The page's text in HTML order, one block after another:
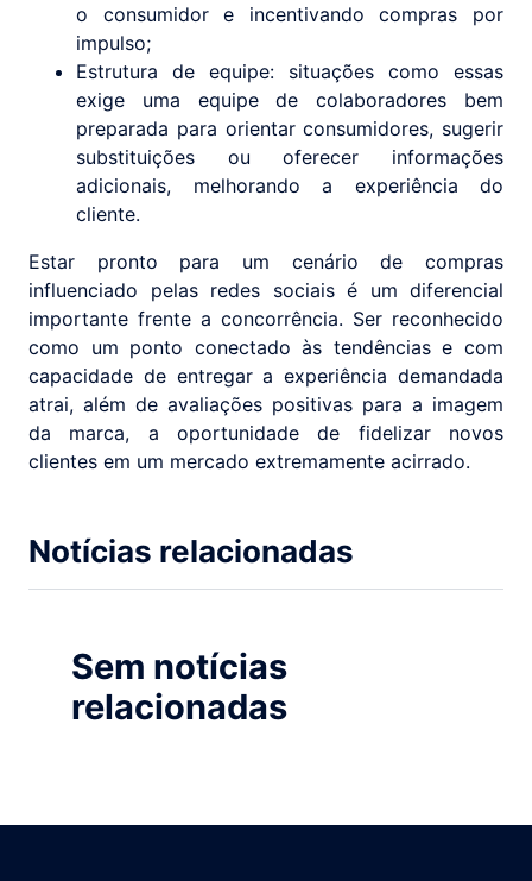
o consumidor e incentivando compras por
impulso;
Estrutura de equipe: situações como essas
exige uma equipe de colaboradores bem
preparada para orientar consumidores, sugerir
substituições ou oferecer informações
adicionais, melhorando a experiência do
cliente.
Estar pronto para um cenário de compras
influenciado pelas redes sociais é um diferencial
importante frente a concorrência. Ser reconhecido
como um ponto conectado às tendências e com
capacidade de entregar a experiência demandada
atrai, além de avaliações positivas para a imagem
da marca, a oportunidade de fidelizar novos
clientes em um mercado extremamente acirrado.
Notícias relacionadas
Sem notícias
relacionadas